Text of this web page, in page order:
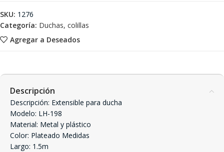
Agregar a Deseados
SKU: 1276
Categoría: Duchas, colillas
Descripción
Descripción: Extensible para ducha
Modelo: LH-198
Material: Metal y plástico
Color: Plateado Medidas
Largo: 1.5m